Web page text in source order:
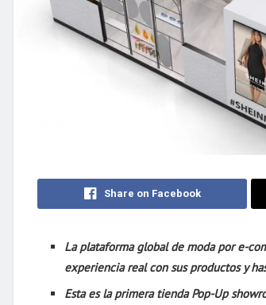
Share on Facebook
La plataforma global de moda por e-
experiencia real con sus productos y
Esta es la primera tienda Pop-Up